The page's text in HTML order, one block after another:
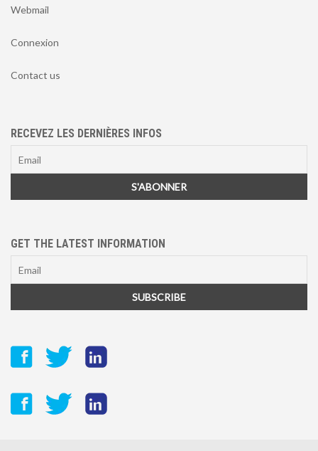
Webmail
Connexion
Contact us
RECEVEZ LES DERNIÈRES INFOS
GET THE LATEST INFORMATION